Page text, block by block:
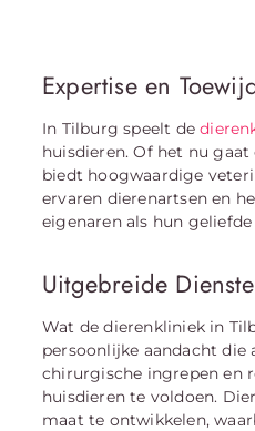
Expertise en
In Tilburg speelt de
huisdieren. Of het nu
biedt hoogwaardige
ervaren dierenartsen en
eigenaren als hun
Uitgebreide
Wat de dierenkliniek in
persoonlijke aandacht
chirurgische ingrepen en
huisdieren te voldoen.
maat te ontwikkelen,